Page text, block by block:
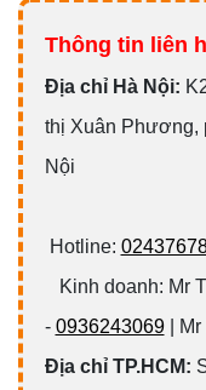
Thông tin liên
Địa chỉ Hà Nội:
thị Xuân Phương,
Nội
Hotline:
Kinh doanh: Mr
- 0936243069| Mr
Địa chỉ TP.HCM: